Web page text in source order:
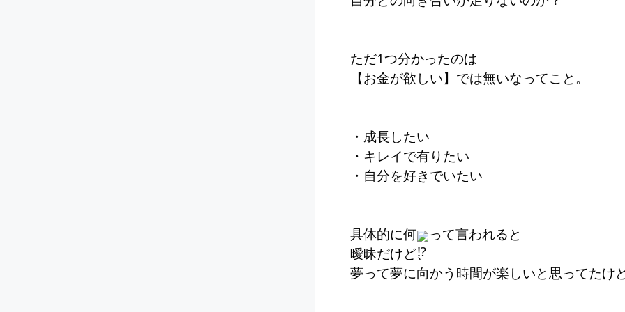
ただ1つ分かったのは
【お金が欲しい】では無いなってこと。
・成長したい
・キレイで有りたい
・自分を好きでいたい
具体的に何
って言われると
曖昧だけど、
夢って夢に向かう時間が楽しいと思ってたけ